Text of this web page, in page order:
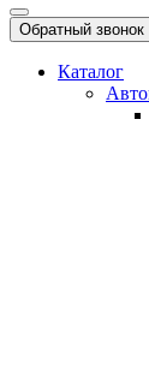
Обратный звонок
Каталог